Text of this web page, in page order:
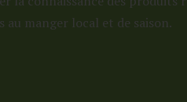
au manger local et de saison.